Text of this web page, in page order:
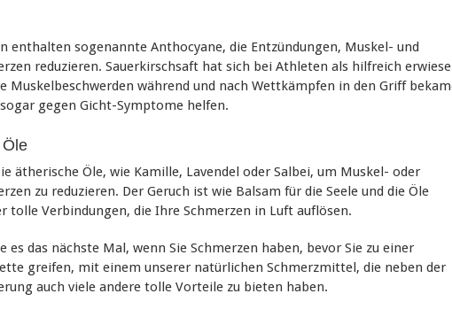
enthalten sogenannte Anthocyane, die Entzündungen, Muskel- und
reduzieren. Sauerkirschsaft hat sich bei Athleten als hilfreich
Muskelbeschwerden während und nach Wettkämpfen in den Griff
gegen Gicht-Symptome helfen.
ätherische Öle, wie Kamille, Lavendel oder Salbei, um Muskel- oder
zu reduzieren. Der Geruch ist wie Balsam für die Seele und die Öle
tolle Verbindungen, die Ihre Schmerzen in Luft auflösen.
es das nächste Mal, wenn Sie Schmerzen haben, bevor Sie zu einer
greifen, mit einem unserer natürlichen Schmerzmittel, die neben der
auch viele andere tolle Vorteile zu bieten haben.